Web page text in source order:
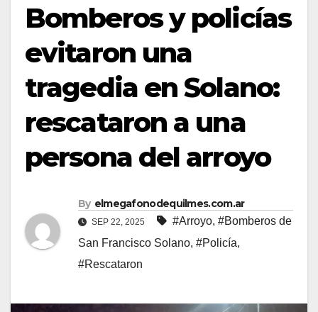
Bomberos y policías
evitaron una
tragedia en Solano:
rescataron a una
persona del arroyo
By elmegafonodequilmes.com.ar
SEP 22, 2025 #Arroyo, #Bomberos de
San Francisco Solano, #Policía,
#Rescataron